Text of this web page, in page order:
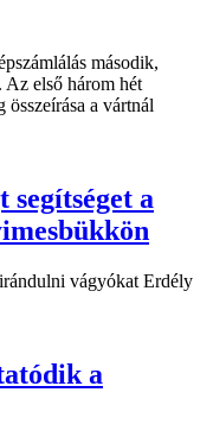
második,
Az első három hét
összeírása a vártnál
a
vágyókat Erdély
a